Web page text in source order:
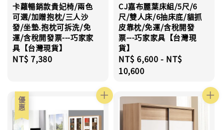
卡蘿暢銷款貴妃椅/兩色
可選/加贈抱枕/三人沙
發/坐墊.抱枕可拆洗/免
運/含稅開發票---巧家家
具【台灣現貨】
Regular
NT$ 7,380
CJ嘉布麗葉床組/5尺/6
尺/雙人床/6抽床底/貓抓
皮靠枕/免運/含稅開發
票---巧家家具【台灣現
貨】
Regular
price
NT$ 6,600 - NT$
10,600
優惠